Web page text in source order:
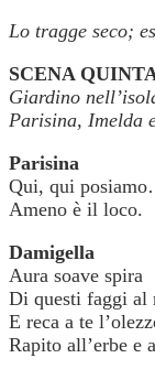
Lo tragge seco;
SCENA
Giardino
Parisina, Imelda
Parisina
Qui, qui
Ameno è il loco.
Damigella
Aura soave spira
Di questi faggi al
E reca a te
Rapito all’erbe e